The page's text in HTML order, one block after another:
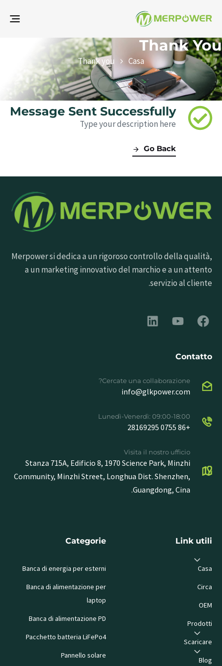
Thank You
Casa
Thank you
Message Sent Successfully
Type your description here
Go Back
Merpower si dedica a un rigoroso controllo della qualità,
a un marketing innovativo del marchio e a un attento
servizio al cliente.
Contatto
Cercate una collaborazione?
info@glkpower.com
Lunedì-Venerdì: 09:00-18:00
+86 0755 28169295
Visita il nostro ufficio
Stanza 715A, Edificio 8, 1970 Science Park, Minzhi
Community, Minzhi Street, Longhua Dist. Shenzhen,
Guangdong, Cina.
Link utili
Casa
Circa
OEM
Prodotti
Scaricare
Blog
Categorie
Banca di energia per esterni
Banca di alimentazione per
laptop
Banca di alimentazione PD
Pacchetto batteria LiFePo4
Pannello solare